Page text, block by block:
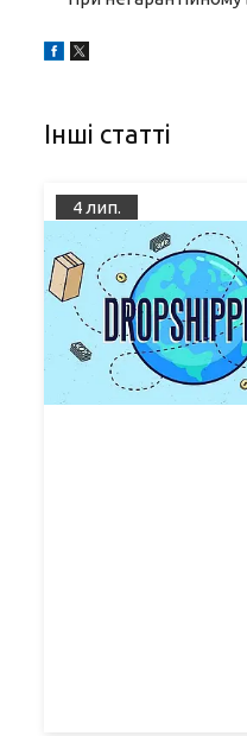
Інші статті
4 лип.